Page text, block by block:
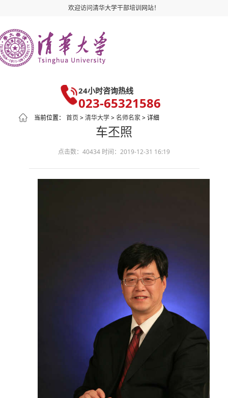
欢迎访问清华大学干部培训网站！
24小时咨询热线
023-65321586
当前位置： 首页>清华大学>名师名家> 详细
车丕照
点击数：40434 时间：2019-12-31 16:19